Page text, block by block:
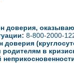
доверия,
8-800-2000-
в